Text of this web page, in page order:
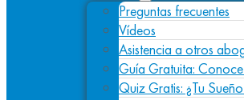
Preguntas frecuentes
Vídeos
Asistencia a otros
Guía Gratuita:
Quiz Gratis: ¿Tu